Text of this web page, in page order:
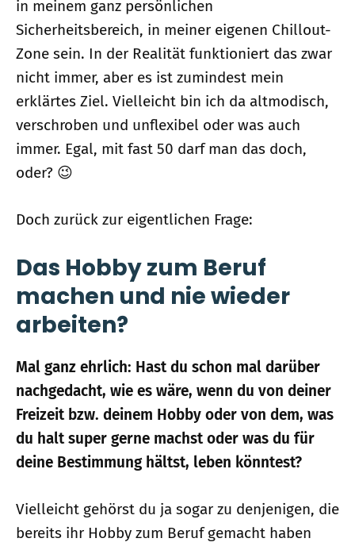
in meinem ganz persönlichen
Sicherheitsbereich, in meiner eigenen Chillout-
Zone sein. In der Realität funktioniert das zwar
nicht immer, aber es ist zumindest mein
erklärtes Ziel. Vielleicht bin ich da altmodisch,
verschroben und unflexibel oder was auch
immer. Egal, mit fast 50 darf man das doch,
oder? 😉
Doch zurück zur eigentlichen Frage:
Das Hobby zum Beruf
machen und nie wieder
arbeiten?
Mal ganz ehrlich: Hast du schon mal darüber
nachgedacht, wie es wäre, wenn du von deiner
Freizeit bzw. deinem Hobby oder von dem, was
du halt super gerne machst oder was du für
deine Bestimmung hältst, leben könntest?
Vielleicht gehörst du ja sogar zu denjenigen, die
bereits ihr Hobby zum Beruf gemacht haben